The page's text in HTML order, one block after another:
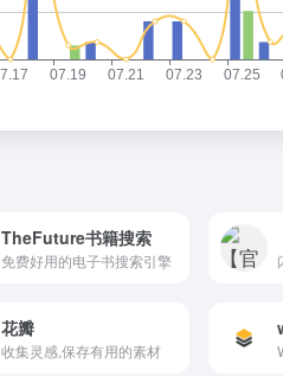
TheFuture书籍搜索
免费好用的电子书搜索引擎
花瓣
收集灵感,保存有用的素材